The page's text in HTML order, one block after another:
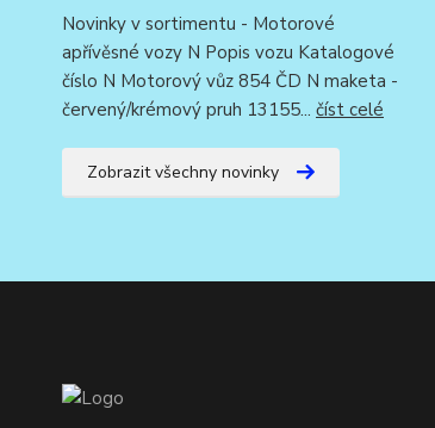
Novinky v sortimentu - Motorové
apřívěsné vozy N Popis vozu Katalogové
číslo N Motorový vůz 854 ČD N maketa -
červený/krémový pruh 13155... číst celé
Zobrazit všechny novinky